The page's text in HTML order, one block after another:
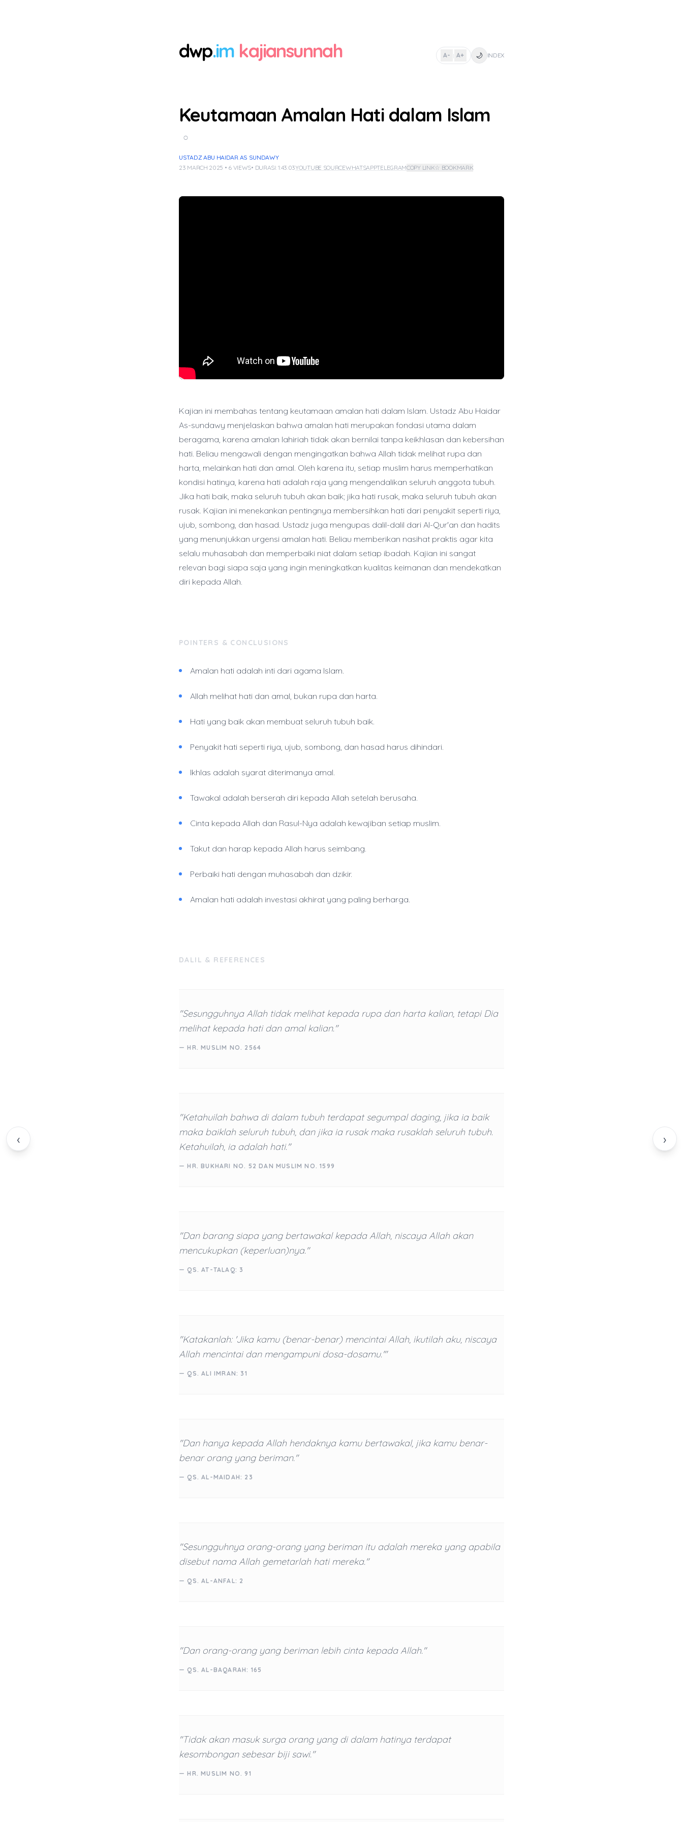
dwp.im kajiansunnah A- | A+ 🌙 INDEX
‹ ›
Keutamaan Amalan Hati dalam Islam
○
USTADZ ABU HAIDAR AS SUNDAWY
23 MARCH 2025 • 6 VIEWS• DURASI: 1:43:03YOUTUBE SOURCEWHATSAPPTELEGRAMCOPY LINK☆ BOOKMARK
Kajian ini membahas tentang keutamaan amalan hati dalam Islam. Ustadz Abu Haidar
As-sundawy menjelaskan bahwa amalan hati merupakan fondasi utama dalam
beragama, karena amalan lahiriah tidak akan bernilai tanpa keikhlasan dan kebersihan
hati. Beliau mengawali dengan mengingatkan bahwa Allah tidak melihat rupa dan
harta, melainkan hati dan amal. Oleh karena itu, setiap muslim harus memperhatikan
kondisi hatinya, karena hati adalah raja yang mengendalikan seluruh anggota tubuh.
Jika hati baik, maka seluruh tubuh akan baik; jika hati rusak, maka seluruh tubuh akan
rusak. Kajian ini menekankan pentingnya membersihkan hati dari penyakit seperti riya,
ujub, sombong, dan hasad. Ustadz juga mengupas dalil-dalil dari Al-Qur'an dan hadits
yang menunjukkan urgensi amalan hati. Beliau memberikan nasihat praktis agar kita
selalu muhasabah dan memperbaiki niat dalam setiap ibadah. Kajian ini sangat
relevan bagi siapa saja yang ingin meningkatkan kualitas keimanan dan mendekatkan
diri kepada Allah.
POINTERS & CONCLUSIONS
Amalan hati adalah inti dari agama Islam.
Allah melihat hati dan amal, bukan rupa dan harta.
Hati yang baik akan membuat seluruh tubuh baik.
Penyakit hati seperti riya, ujub, sombong, dan hasad harus dihindari.
Ikhlas adalah syarat diterimanya amal.
Tawakal adalah berserah diri kepada Allah setelah berusaha.
Cinta kepada Allah dan Rasul-Nya adalah kewajiban setiap muslim.
Takut dan harap kepada Allah harus seimbang.
Perbaiki hati dengan muhasabah dan dzikir.
Amalan hati adalah investasi akhirat yang paling berharga.
DALIL & REFERENCES
"Sesungguhnya Allah tidak melihat kepada rupa dan harta kalian, tetapi Dia
melihat kepada hati dan amal kalian."
— HR. MUSLIM NO. 2564
"Ketahuilah bahwa di dalam tubuh terdapat segumpal daging, jika ia baik
maka baiklah seluruh tubuh, dan jika ia rusak maka rusaklah seluruh tubuh.
Ketahuilah, ia adalah hati."
— HR. BUKHARI NO. 52 DAN MUSLIM NO. 1599
"Dan barang siapa yang bertawakal kepada Allah, niscaya Allah akan
mencukupkan (keperluan)nya."
— QS. AT-TALAQ: 3
"Katakanlah: 'Jika kamu (benar-benar) mencintai Allah, ikutilah aku, niscaya
Allah mencintai dan mengampuni dosa-dosamu.'"
— QS. ALI IMRAN: 31
"Dan hanya kepada Allah hendaknya kamu bertawakal, jika kamu benar-
benar orang yang beriman."
— QS. AL-MAIDAH: 23
"Sesungguhnya orang-orang yang beriman itu adalah mereka yang apabila
disebut nama Allah gemetarlah hati mereka."
— QS. AL-ANFAL: 2
"Dan orang-orang yang beriman lebih cinta kepada Allah."
— QS. AL-BAQARAH: 165
"Tidak akan masuk surga orang yang di dalam hatinya terdapat
kesombongan sebesar biji sawi."
— HR. MUSLIM NO. 91